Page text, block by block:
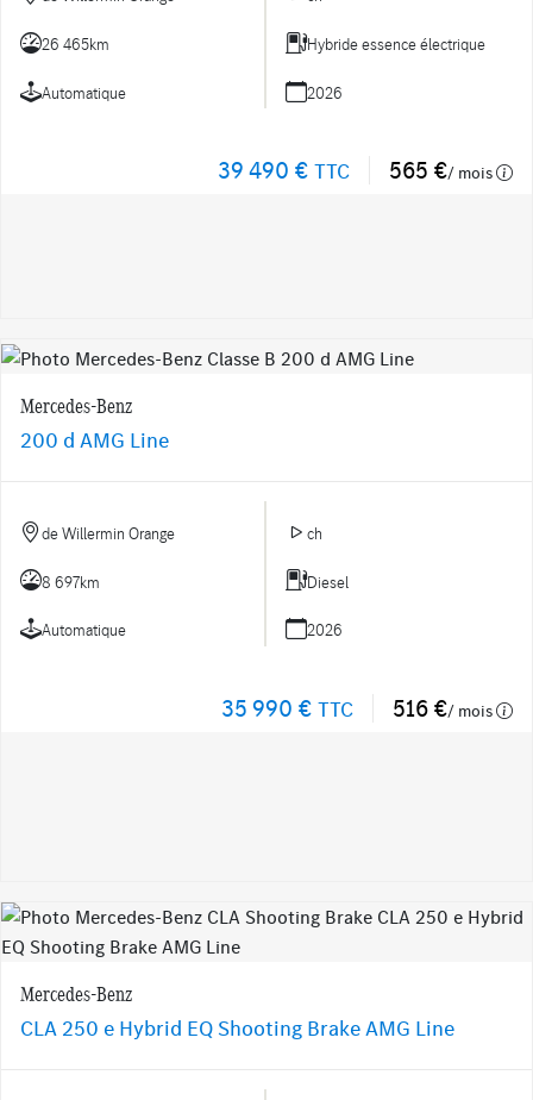
26 465km Hybride essence électrique
Automatique 2026
39 490 € TTC 565 €/ mois
Mercedes-Benz
200 d AMG Line
de Willermin Orange ch
8 697km Diesel
Automatique 2026
35 990 € TTC 516 €/ mois
Mercedes-Benz
CLA 250 e Hybrid EQ Shooting Brake AMG Line